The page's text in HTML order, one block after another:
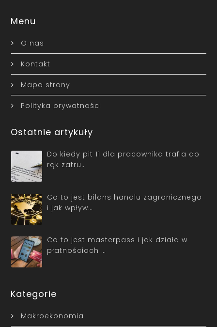
Menu
O nas
Kontakt
Mapa strony
Polityka prywatności
Ostatnie artykuły
Do kiedy pit 11 dla pracownika trafia do
rąk zatru…
Co to jest bilans handlu zagranicznego
i jak wpływ…
Co to jest masterpass i jak działa w
płatnościach …
Kategorie
Makroekonomia